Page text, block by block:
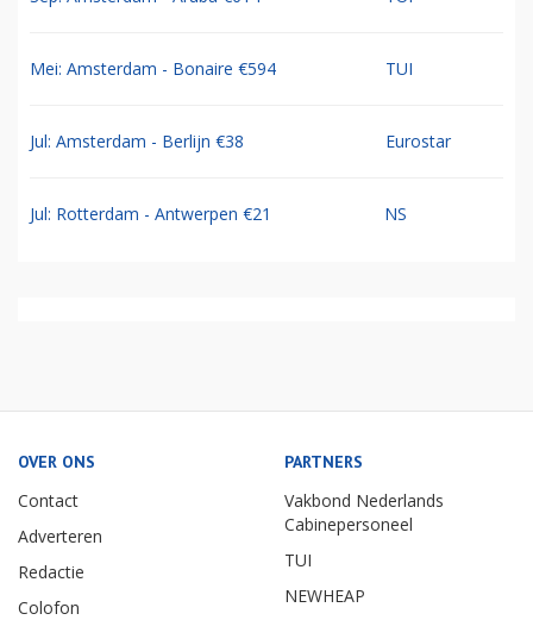
Mei: Amsterdam - Bonaire €594 TUI
Jul: Amsterdam - Berlijn €38 Eurostar
Jul: Rotterdam - Antwerpen €21 NS
OVER ONS
Contact
Adverteren
Redactie
Colofon
PARTNERS
Vakbond Nederlands
Cabinepersoneel
TUI
NEWHEAP